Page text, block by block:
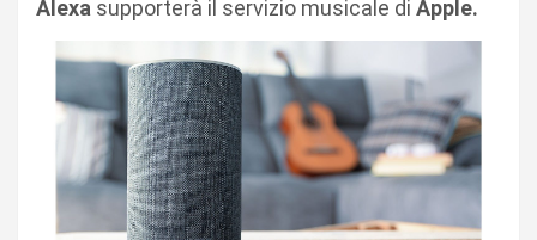
Alexa supporterà il servizio musicale di Apple.